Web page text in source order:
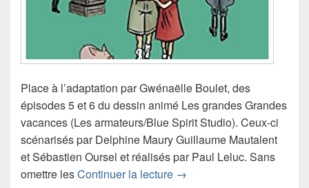
Place à l’adaptation par Gwénaëlle Boulet, des
épisodes 5 et 6 du dessin animé Les grandes Grandes
vacances (Les armateurs/Blue Spirit Studio). Ceux-ci
scénarisés par Delphine Maury Guillaume Mautalent
et Sébastien Oursel et réalisés par Paul Leluc. Sans
omettre lesContinuer la lecture Critique de la bande-
→